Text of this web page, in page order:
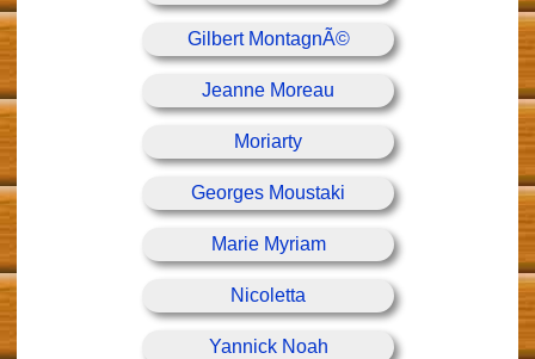
Gilbert MontagnÃ©
Jeanne Moreau
Moriarty
Georges Moustaki
Marie Myriam
Nicoletta
Yannick Noah